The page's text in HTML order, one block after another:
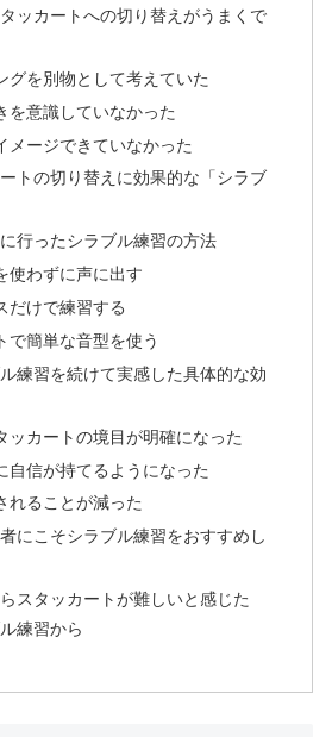
ッカートへの切り替えがうまくで
を別物として考えていた
意識していなかった
ージできていなかった
トの切り替えに効果的な「シラブ
に行ったシラブル練習の方法
わずに声に出す
けで練習する
簡単な音型を使う
ル練習を続けて実感した具体的な効
カートの境目が明確になった
信が持てるようになった
ることが減った
にこそシラブル練習をおすすめし
スタッカートが難しいと感じた
練習から